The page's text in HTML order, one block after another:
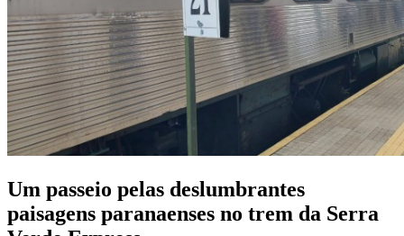
Um passeio pelas deslumbrantes
paisagens paranaenses no trem da Serra